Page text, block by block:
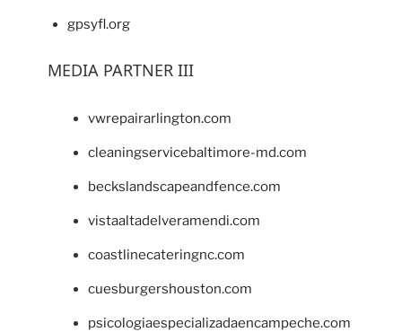
gpsyfl.org
MEDIA PARTNER III
vwrepairarlington.com
cleaningservicebaltimore-md.com
beckslandscapeandfence.com
vistaaltadelveramendi.com
coastlinecateringnc.com
cuesburgershouston.com
psicologiaespecializadaencampeche.com